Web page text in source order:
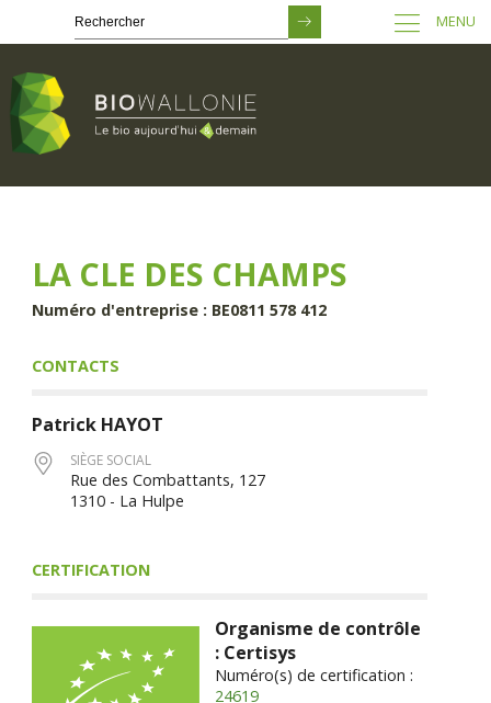
principal
MENU
LA CLE DES CHAMPS
Numéro d'entreprise : BE0811 578 412
CONTACTS
Patrick HAYOT
SIÈGE SOCIAL
Rue des Combattants, 127
1310 - La Hulpe
CERTIFICATION
Organisme de contrôle
: Certisys
Numéro(s) de certification :
24619